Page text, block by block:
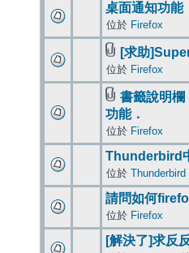
桌面通知功能
位於 Firefox
[求助
位於 Firefox
書籤說明欄
功能．
位於 Firefox
Thunderbird
位於 Thunderbird
請問如何
位於 Firefox
[解決了]求反